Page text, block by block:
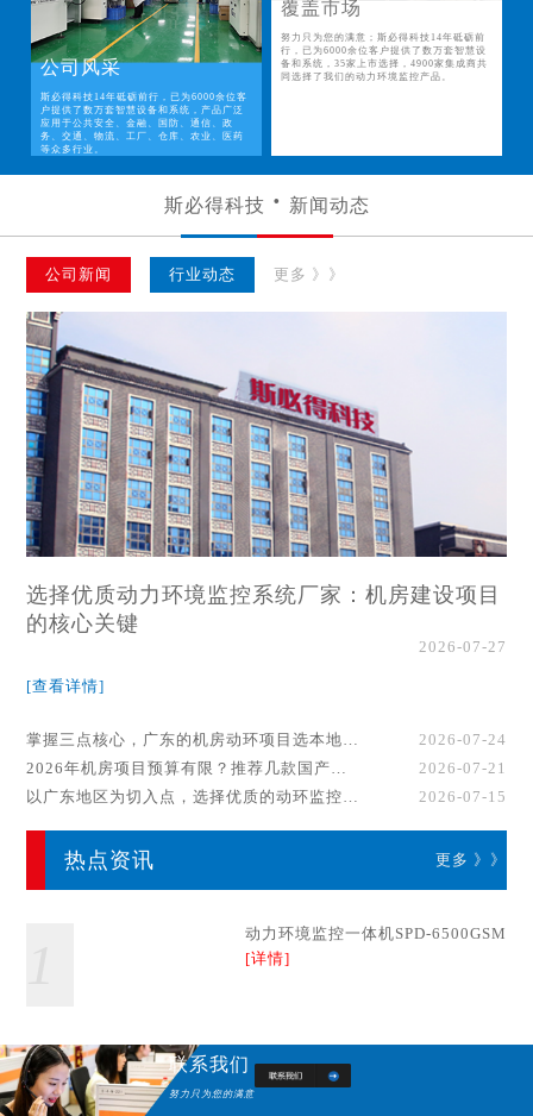
公司风采
斯必得科技14年砥砺前行，已为6000余位客
户提供了数万套智慧设备和系统，产品广泛
应用于公共安全、金融、国防、通信、政
务、交通、物流、工厂、仓库、农业、医药
等众多行业。
覆盖市场
努力只为您的满意；斯必得科技14年砥砺前
行，已为6000余位客户提供了数万套智慧设
备和系统，35家上市选择，4900家集成商共
同选择了我们的动力环境监控产品。
斯必得科技 新闻动态
公司新闻 行业动态 更多 》》
选择优质动力环境监控系统厂家：机房建设项目
的核心关键
2026-07-27
[查看详情]
掌握三点核心，广东的机房动环项目选本地厂家事半功倍！
2026-07-24
2026年机房项目预算有限？推荐几款国产动环监控系统品牌
2026-07-21
以广东地区为切入点，选择优质的动环监控系统厂家
2026-07-15
热点资讯 更多 》》
动力环境监控一体机SPD-6500GSM
[详情]
联系我们
努力只为您的满意